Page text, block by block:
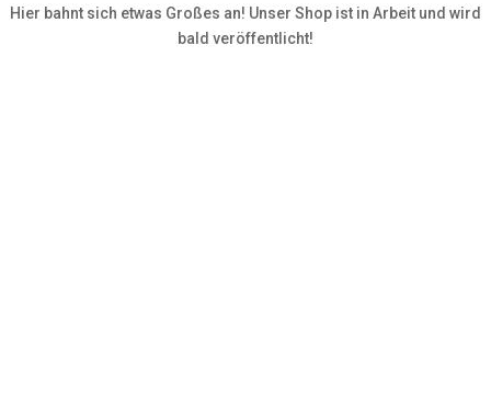
Hier bahnt sich etwas Großes an! Unser Shop ist in Arbeit und wird
bald veröffentlicht!